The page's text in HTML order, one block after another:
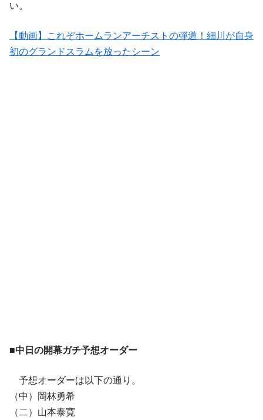
い。
【動画】これぞホームランアーチストの弾道！細川が自身
初のグランドスラムを放ったシーン
■中日の開幕ガチ予想オーダー
予想オーダーは以下の通り。
（中）岡林勇希
（二）山本泰寛